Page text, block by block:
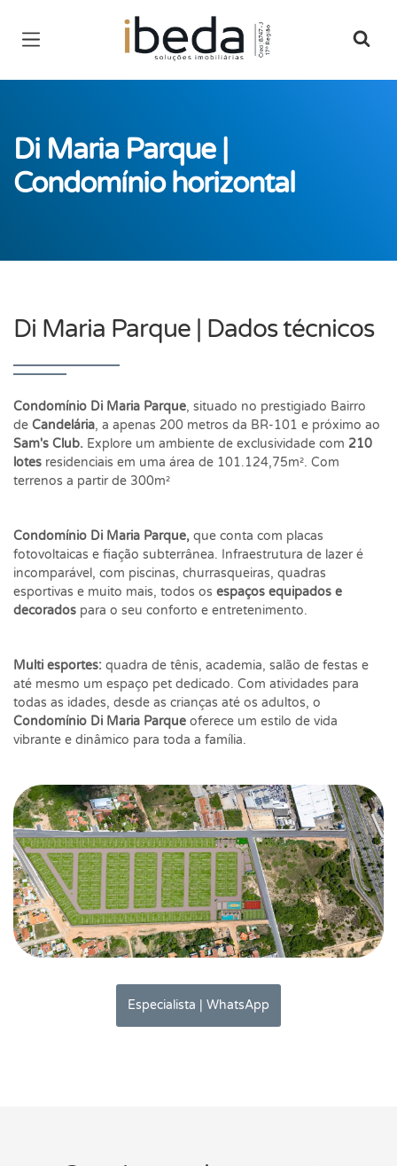
Página inicial
Di Maria Parque |
Condomínio horizontal
Di Maria Parque | Dados técnicos
Condomínio Di Maria Parque, situado no prestigiado Bairro
de Candelária, a apenas 200 metros da BR-101 e próximo ao
Sam's Club. Explore um ambiente de exclusividade com 210
lotes residenciais em uma área de 101.124,75m². Com
terrenos a partir de 300m²
Condomínio Di Maria Parque, que conta com placas
fotovoltaicas e fiação subterrânea. Infraestrutura de lazer é
incomparável, com piscinas, churrasqueiras, quadras
esportivas e muito mais, todos os espaços equipados e
decorados para o seu conforto e entretenimento.
Multi esportes: quadra de tênis, academia, salão de festas e
até mesmo um espaço pet dedicado. Com atividades para
todas as idades, desde as crianças até os adultos, o
Condomínio Di Maria Parque oferece um estilo de vida
vibrante e dinâmico para toda a família.
Especialista | WhatsApp